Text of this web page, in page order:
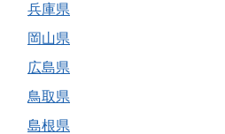
兵庫県
岡山県
広島県
鳥取県
島根県